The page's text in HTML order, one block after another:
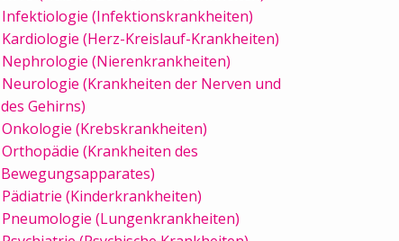
Infektiologie (Infektionskrankheiten)
Kardiologie (Herz-Kreislauf-Krankheiten)
Nephrologie (Nierenkrankheiten)
Neurologie (Krankheiten der Nerven und
des Gehirns)
Onkologie (Krebskrankheiten)
Orthopädie (Krankheiten des
Bewegungsapparates)
Pädiatrie (Kinderkrankheiten)
Pneumologie (Lungenkrankheiten)